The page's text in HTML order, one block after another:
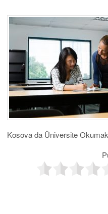
Kosova da Üniversite Okumak